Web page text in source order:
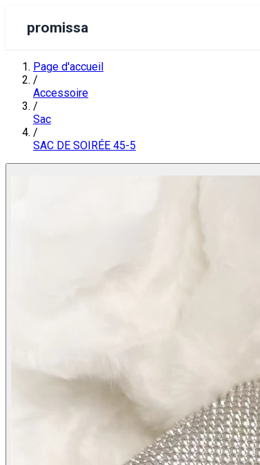
promissa
Page d'accueil
/
Accessoire
/
Sac
/
SAC DE SOIRÉE 45-5